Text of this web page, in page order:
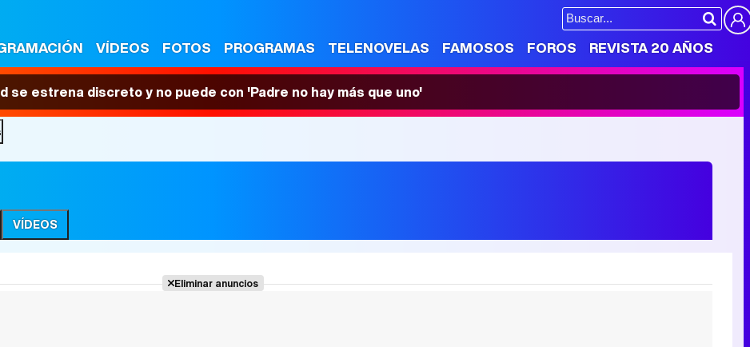
VÍDEOS FOTOS PROGRAMAS TELENOVELAS FAMOSOS FOROS REVISTA 20 AÑOS
se estrena discreto y no puede con 'Padre no hay más que uno'
VÍDEOS
Eliminar anuncios